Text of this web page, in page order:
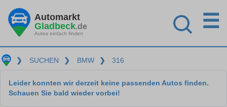
Automarkt
Gladbeck.de
Autos einfach finden
☰
❯ SUCHEN ❯ BMW ❯ 316
Leider konnten wir derzeit keine passenden Autos finden.
Schauen Sie bald wieder vorbei!